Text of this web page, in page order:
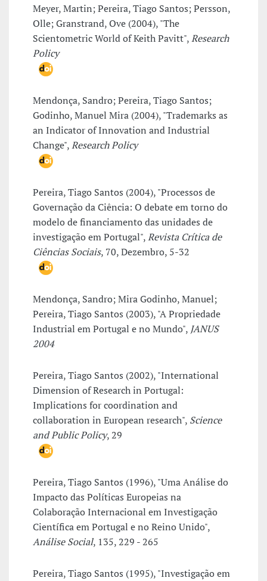
Meyer, Martin; Pereira, Tiago Santos; Persson,
Olle; Granstrand, Ove (2004), "The
Scientometric World of Keith Pavitt",Research
Policy
Mendonça, Sandro; Pereira, Tiago Santos;
Godinho, Manuel Mira (2004), "Trademarks as
an Indicator of Innovation and Industrial
Change",Research Policy
Pereira, Tiago Santos (2004), "Processos de
Governação da Ciência: O debate em torno do
modelo de financiamento das unidades de
investigação em Portugal",Revista Crítica de
Ciências Sociais, 70, Dezembro, 5-32
Mendonça, Sandro; Mira Godinho, Manuel;
Pereira, Tiago Santos (2003), "A Propriedade
Industrial em Portugal e no Mundo", JANUS
2004
Pereira, Tiago Santos (2002), "International
Dimension of Research in Portugal:
Implications for coordination and
collaboration in European research", Science
and Public Policy, 29
Pereira, Tiago Santos (1996), "Uma Análise do
Impacto das Políticas Europeias na
Colaboração Internacional em Investigação
Científica em Portugal e no Reino Unido",
Análise Social, 135, 229 - 265
Pereira, Tiago Santos (1995), "Investigação em